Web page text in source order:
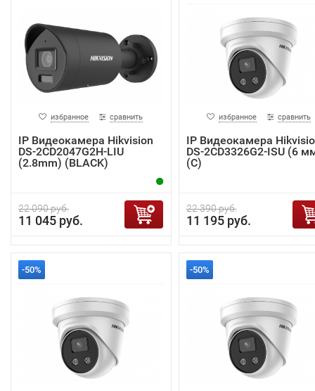
избранное сравнить
IP Видеокамера Hikvision
DS-2CD2047G2H-LIU
(2.8mm) (BLACK)
22 090 руб.
11 045 руб.
избранное сравнить
IP Видеокамера
DS-2CD3326G2-ISU (6
(C)
22 390 руб.
11 195 руб.
-50% -50%